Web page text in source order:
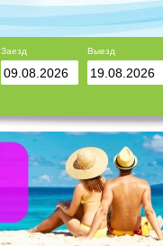
Заезд Выезд